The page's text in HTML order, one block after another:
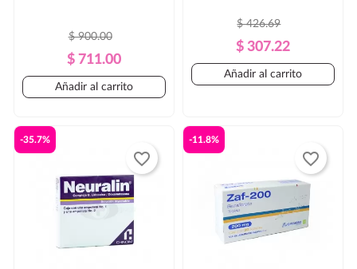
Precio
Regular
$ 900.00
Precio
$ 711.00
Añadir al carrito
Precio
Regular
$ 426.69
Precio
$ 307.22
Añadir al carrito
-35.7%
favorite_border
-11.8%
favorite_border